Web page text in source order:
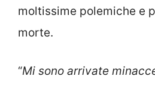
moltissime polemiche e
morte.
“Mi sono arrivate